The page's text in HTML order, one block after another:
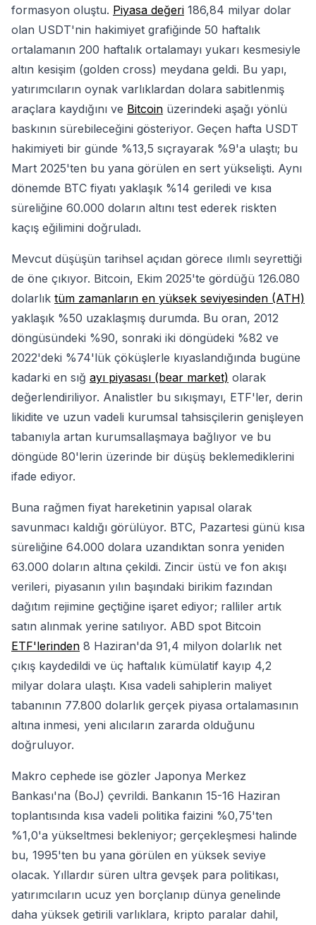
formasyon oluştu. Piyasa değeri 186,84 milyar dolar
olan USDT'nin hakimiyet grafiğinde 50 haftalık
ortalamanın 200 haftalık ortalamayı yukarı kesmesiyle
altın kesişim (golden cross) meydana geldi. Bu yapı,
yatırımcıların oynak varlıklardan dolara sabitlenmiş
araçlara kaydığını ve Bitcoin üzerindeki aşağı yönlü
baskının sürebileceğini gösteriyor. Geçen hafta USDT
hakimiyeti bir günde %13,5 sıçrayarak %9'a ulaştı; bu
Mart 2025'ten bu yana görülen en sert yükselişti. Aynı
dönemde BTC fiyatı yaklaşık %14 geriledi ve kısa
süreliğine 60.000 doların altını test ederek riskten
kaçış eğilimini doğruladı.
Mevcut düşüşün tarihsel açıdan görece ılımlı seyrettiği
de öne çıkıyor. Bitcoin, Ekim 2025'te gördüğü 126.080
dolarlık tüm zamanların en yüksek seviyesinden (ATH)
yaklaşık %50 uzaklaşmış durumda. Bu oran, 2012
döngüsündeki %90, sonraki iki döngüdeki %82 ve
2022'deki %74'lük çöküşlerle kıyaslandığında bugüne
kadarki en sığ ayı piyasası (bear market) olarak
değerlendiriliyor. Analistler bu sıkışmayı, ETF'ler, derin
likidite ve uzun vadeli kurumsal tahsisçilerin genişleyen
tabanıyla artan kurumsallaşmaya bağlıyor ve bu
döngüde 80'lerin üzerinde bir düşüş beklemediklerini
ifade ediyor.
Buna rağmen fiyat hareketinin yapısal olarak
savunmacı kaldığı görülüyor. BTC, Pazartesi günü kısa
süreliğine 64.000 dolara uzandıktan sonra yeniden
63.000 doların altına çekildi. Zincir üstü ve fon akışı
verileri, piyasanın yılın başındaki birikim fazından
dağıtım rejimine geçtiğine işaret ediyor; ralliler artık
satın alınmak yerine satılıyor. ABD spot Bitcoin
ETF'lerinden 8 Haziran'da 91,4 milyon dolarlık net
çıkış kaydedildi ve üç haftalık kümülatif kayıp 4,2
milyar dolara ulaştı. Kısa vadeli sahiplerin maliyet
tabanının 77.800 dolarlık gerçek piyasa ortalamasının
altına inmesi, yeni alıcıların zararda olduğunu
doğruluyor.
Makro cephede ise gözler Japonya Merkez
Bankası'na (BoJ) çevrildi. Bankanın 15-16 Haziran
toplantısında kısa vadeli politika faizini %0,75'ten
%1,0'a yükseltmesi bekleniyor; gerçekleşmesi halinde
bu, 1995'ten bu yana görülen en yüksek seviye
olacak. Yıllardır süren ultra gevşek para politikası,
yatırımcıların ucuz yen borçlanıp dünya genelinde
daha yüksek getirili varlıklara, kripto paralar dahil,